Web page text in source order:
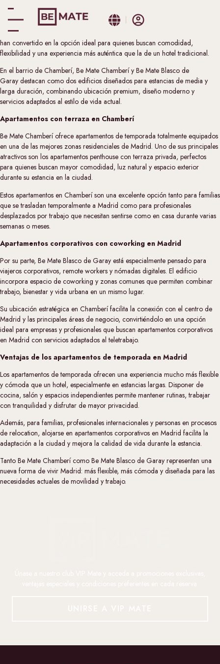
Madrid se ha consolidado como uno de los principales destinos europeos
para profesionales internacionales, familias y nómadas digitales. En este
nuevo contexto de movilidad, los apartamentos corporativos en Madrid se
han convertido en la opción ideal para quienes buscan comodidad,
flexibilidad y una experiencia más auténtica que la de un hotel tradicional.
En el barrio de Chamberí, Be Mate Chamberíy Be Mate Blasco de
Garay destacan como dos edificios diseñados para estancias de media y
larga duración, combinando ubicación premium, diseño moderno y
servicios adaptados al estilo de vida actual.
Apartamentos con terraza en Chamberí
Be Mate Chamberí ofrece apartamentos de temporada totalmente equipados
en una de las mejores zonas residenciales de Madrid. Uno de sus principales
atractivos son los apartamentos penthouse con terraza privada, perfectos
para quienes buscan mayor comodidad, luz natural y espacio exterior
durante su estancia en la ciudad.
Estos apartamentos en Chamberí son una excelente opción tanto para familias
que se trasladan temporalmente a Madrid como para profesionales
desplazados por trabajo que necesitan sentirse como en casa durante varias
semanas o meses.
Apartamentos corporativos con coworking en Madrid
Por su parte, Be Mate Blasco de Garay está especialmente pensado para
viajeros corporativos, remote workers y nómadas digitales. El edificio
incorpora espacio de coworking y zonas comunes que permiten combinar
trabajo, bienestar y vida urbana en un mismo lugar.
Su ubicación estratégica en Chamberí facilita la conexión con el centro de
Madrid y las principales áreas de negocio, convirtiéndolo en una opción
ideal para empresas y profesionales que buscan apartamentos corporativos
en Madrid con servicios adaptados al teletrabajo.
Ventajas de los apartamentos de temporada en Madrid
Los apartamentos de temporada ofrecen una experiencia mucho más flexible
y cómoda que un hotel, especialmente en estancias largas. Disponer de
cocina, salón y espacios independientes permite mantener rutinas, trabajar
con tranquilidad y disfrutar de mayor privacidad.
Además, para familias, profesionales internacionales y personas en procesos
de relocation, alojarse en apartamentos corporativos en Madrid facilita la
adaptación a la ciudad y mejora la calidad de vida durante la estancia.
Tanto Be Mate Chamberícomo Be Mate Blasco de Garay representan una
nueva forma de vivir Madrid: más flexible, más cómoda y diseñada para las
necesidades actuales de movilidad y trabajo.